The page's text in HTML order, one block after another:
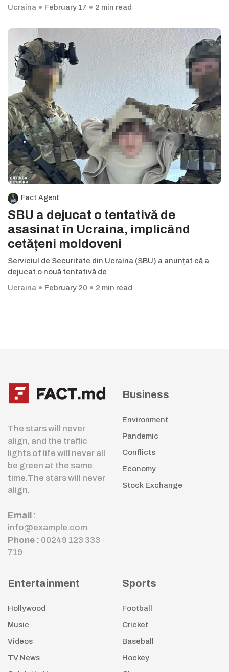
Ucraina
February 17 2 min read
Fact Agent
SBU a dejucat o tentativă de
asasinat în Ucraina, implicând
cetățeni moldoveni
Serviciul de Securitate din Ucraina (SBU) a anunțat că a
dejucat o nouă tentativă de
Ucraina
February 20 2 min read
The stars will never
align, and the traffic
lights of life will never all
be green at the same
time.The stars will never
align.
Email :
info@example.com
Phone : 00249 123 333
719
Business
Environment
Pandemic
Conflicts
Economy
Stock Exchange
Entertainment
Hollywood
Music
Videos
TV News
Sports
Football
Cricket
Baseball
Hockey